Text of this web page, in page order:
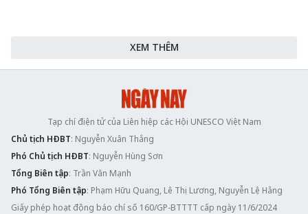
XEM THÊM
Tạp chí điện tử của Liên hiệp các Hội UNESCO Việt Nam
Chủ tịch HĐBT: Nguyễn Xuân Thắng
Phó Chủ tịch HĐBT: Nguyễn Hùng Sơn
Tổng Biên tập: Trần Văn Mạnh
Phó Tổng Biên tập: Phạm Hữu Quang, Lê Thị Lương, Nguyễn Lệ Hằng
Giấy phép hoạt động báo chí số 160/GP-BTTTT cấp ngày 11/6/2024